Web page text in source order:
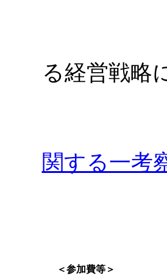
宮澤
6-2
る経営戦略
中島
関する一考
森本
＜参加費等＞